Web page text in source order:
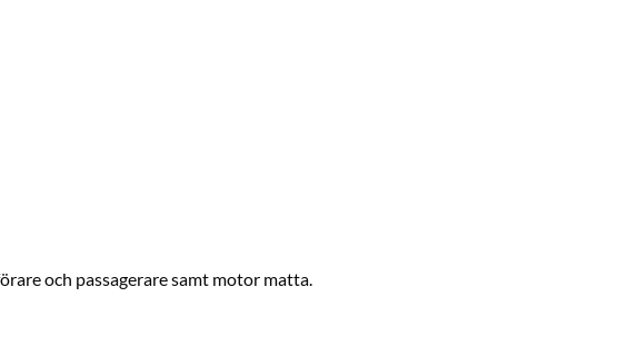
och passagerare samt motor matta.